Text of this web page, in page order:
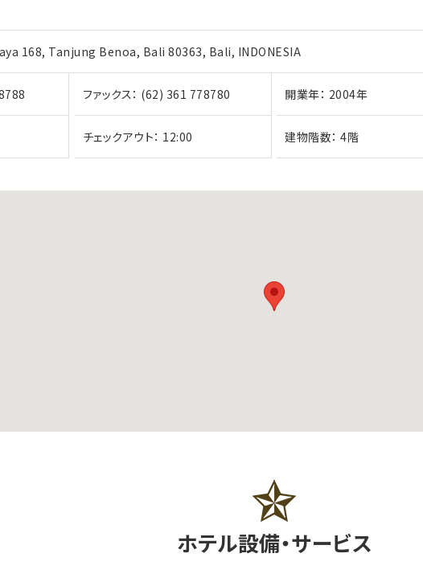
168, Tanjung Benoa, Bali 80363, Bali, INDONESIA
ファックス： (62) 361 778780 開業年： 2004年
チェックアウト： 12:00 建物階数： 4階
ホテル設備・サービス